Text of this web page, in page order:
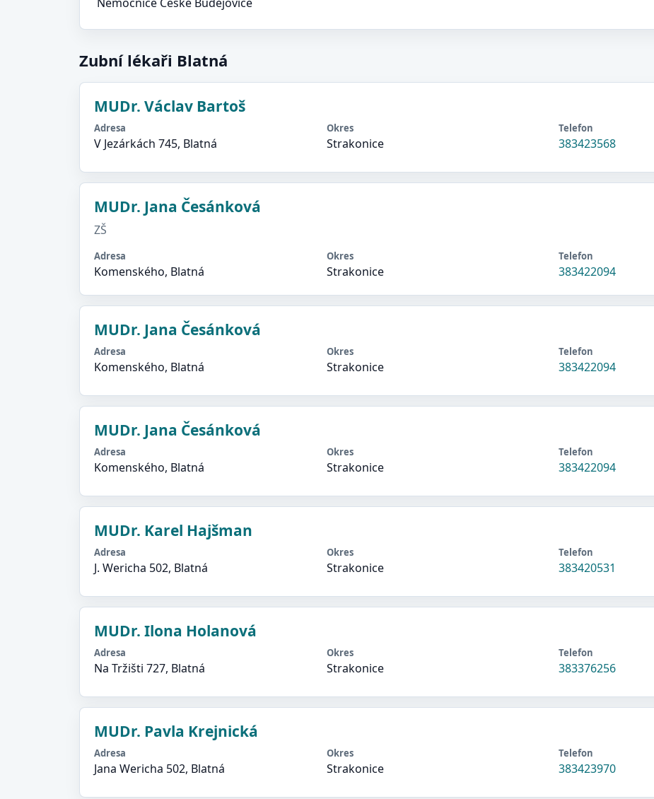
Zubní lékaři Blatná
MUDr. Václav Bartoš
Adresa
V Jezárkách 745, Blatná
Okres
Strakonice
Telefon
383423568
MUDr. Jana Česánková
ZŠ
Adresa
Komenského, Blatná
Okres
Strakonice
Telefon
383422094
MUDr. Jana Česánková
Adresa
Komenského, Blatná
Okres
Strakonice
Telefon
383422094
MUDr. Jana Česánková
Adresa
Komenského, Blatná
Okres
Strakonice
Telefon
383422094
MUDr. Karel Hajšman
Adresa
J. Wericha 502, Blatná
Okres
Strakonice
Telefon
383420531
MUDr. Ilona Holanová
Adresa
Na Tržišti 727, Blatná
Okres
Strakonice
Telefon
383376256
MUDr. Pavla Krejnická
Adresa
Jana Wericha 502, Blatná
Okres
Strakonice
Telefon
383423970